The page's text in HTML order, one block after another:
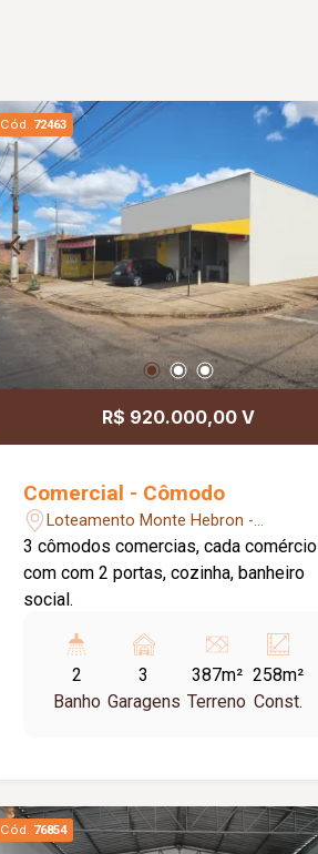
Cód. 72463
R$ 920.000,00 V
Comercial - Cômodo
Loteamento Monte Hebron -
Uberlândia/MG
3 cômodos comercias, cada comércio
com com 2 portas, cozinha, banheiro
social.
2
Banho
3
Garagens
387m²
Terreno
258m²
Const.
Cód. 76854